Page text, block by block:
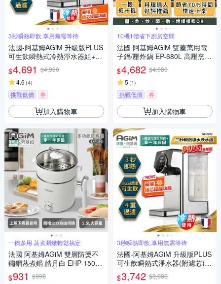
3秒瞬熱即飲,享用無需等待
法國-阿基姆AGiM 升級版PLUS
可生飲瞬熱式冷熱淨水器組+3
入濾芯/3秒瞬熱淨水飲水機/開
飲機 IW-2701
$4,691 $4,990
4.6 (4)
挑戰低價 券
加入購物車
一鍋多用 蒸煮涮燉輕鬆搞定
法國 阿基姆AGiM 雙層防燙不
鏽鋼蒸煮鍋 皓月白 EHP-150-W
$931 $990
10機1體省下廚房空間
法國 阿基姆AGiM 雙蓋萬用電
子鍋/壓炸鍋 EP-680L 高壓烹煮
x健康氣炸 震旦代理
$4,682 $4,980
5 (1)
挑戰低價 券
加入購物車
3秒瞬熱即飲,享用無需等待
法國-阿基姆AGiM 升級版PLUS
可生飲瞬熱式淨水器(附濾芯)/3
秒瞬熱淨水飲水機 IW-2701
$3,742 $3,980